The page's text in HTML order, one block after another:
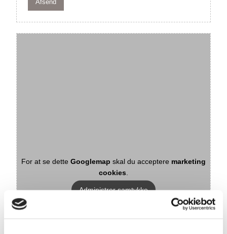
For at se dette Googlemap skal du acceptere marketing
cookies
Administrer samtykke